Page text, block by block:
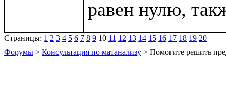
Страницы: 1 2 3 4 5 6 7 8 9 10 11 12 13 14 15 16 17 18 19 20
Форумы > Консультация по матанализу > Помогите решить